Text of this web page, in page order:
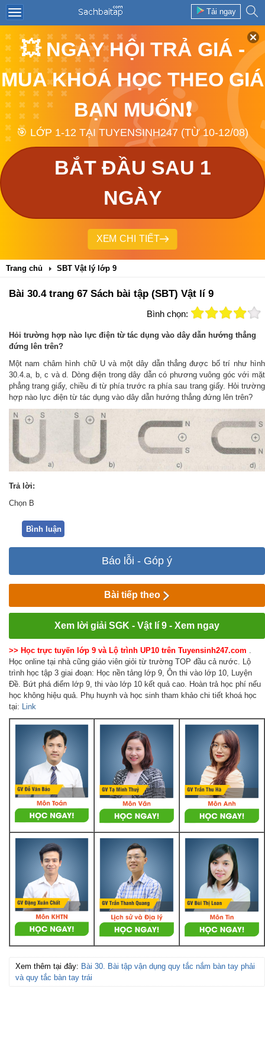
Tải ngay
💥 NGÀY HỘI TRẢ GIÁ -
MUA KHOÁ HỌC THEO GIÁ
BẠN MUỐN❗
🎯 LỚP 1-12 TẠI TUYENSINH247 (TỪ 10-12/08)
BẮT ĐẦU SAU 1
NGÀY
XEM CHI TIẾT
Trang chủ SBT Vật lý lớp 9
Bài 30.4 trang 67 Sách bài tập (SBT) Vật lí 9
Bình chọn:
Hỏi trường hợp nào lực điện từ tác dụng vào dây dẫn hướng thẳng
đứng lên trên?
Một nam châm hình chữ U và một dây dẫn thẳng được bố trí như hình
30.4.a, b, c và d. Dòng điện trong dây dẫn có phương vuông góc với mặt
phẳng trang giấy, chiều đi từ phía trước ra phía sau trang giấy. Hỏi trường
hợp nào lực điện từ tác dụng vào dây dẫn hướng thẳng đứng lên trên?
Trả lời:
Chọn B
Bình luận
Báo lỗi - Góp ý
Bài tiếp theo
Xem lời giải SGK - Vật lí 9 - Xem ngay
>> Học trực tuyến lớp 9 và Lộ trình UP10 trên Tuyensinh247.com
Học online tại nhà cũng giáo viên giỏi từ trường TOP đầu cả nước. Lộ
trình học tập 3 giai đoạn: Học nền tảng lớp 9, Ôn thi vào lớp 10, Luyện
Đề. Bứt phá điểm lớp 9, thi vào lớp 10 kết quả cao. Hoàn trả học phí nếu
học không hiệu quả. Phụ huynh và học sinh tham khảo chi tiết khoá học
tại: Link
Xem thêm tại đây: Bài 30. Bài tập vận dụng quy tắc nắm bàn tay phải
và quy tắc bàn tay trái